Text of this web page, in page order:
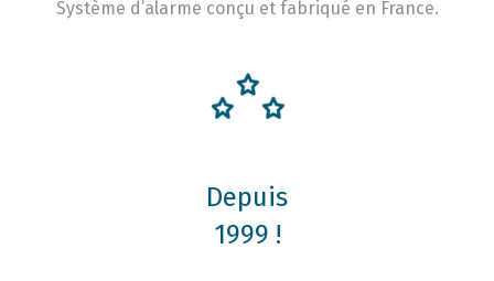
Système d’alarme conçu et fabriqué en France.
Depuis
1999 !